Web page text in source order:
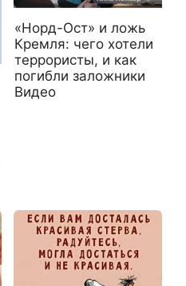
«Норд-Ост» и ложь
Кремля: чего хотели
террористы, и как
погибли заложники
Видео